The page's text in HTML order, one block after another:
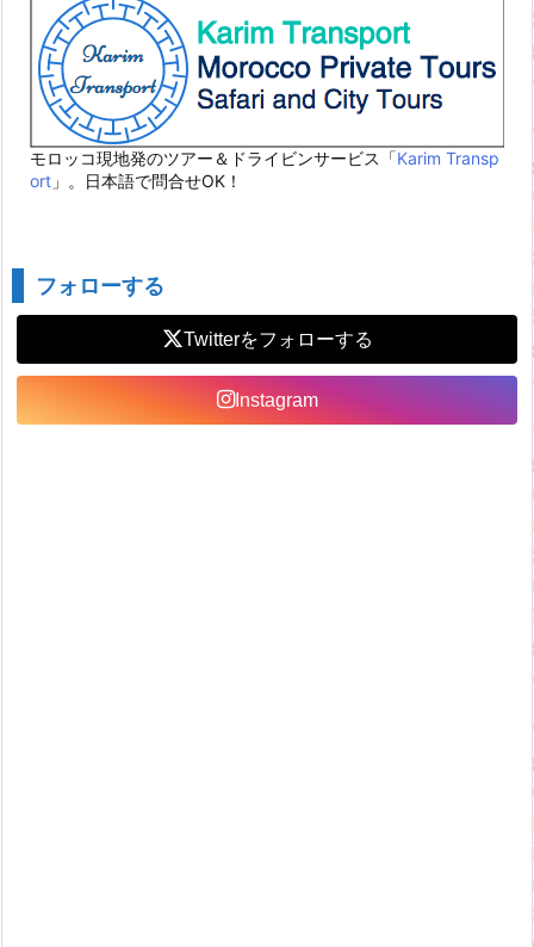
モロッコ現地発のツアー＆ドライビンサービス「Karim Transp
ort 」。日本語で問合せOK！
フォローする
Twitter
Instagram